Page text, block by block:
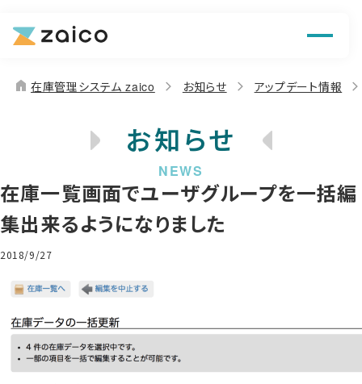
機能
お役立ち情報
home 在庫管理システム zaico お知らせ アップデート情報
お知らせ
在庫一覧画面でユーザグループを一括編
集出来るようになりました
2018/9/27